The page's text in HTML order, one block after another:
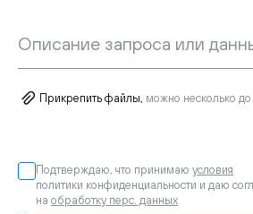
Описание запроса или
Прикрепить файлы, можно несколько
Подтверждаю, что принимаю условия
политики конфиденциальности и даю
на обработку перс. данных